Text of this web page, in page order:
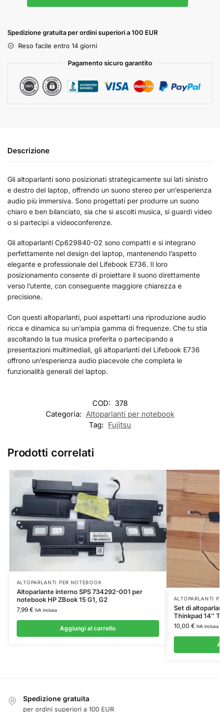
Spedizione gratuita per ordini superiori a 100 EUR
Reso facile entro 14 giorni
Pagamento sicuro garantito
Descrizione
Gli altoparlanti sono posizionati strategicamente sui lati sinistro
e destro del laptop, offrendo un suono stereo per un’esperienza
audio più immersiva. Sono progettati per produrre un suono
chiaro e ben bilanciato, sia che si ascolti musica, si guardi video
o si partecipi a videoconferenze.
Gli altoparlanti Cp629840-02 sono compatti e si integrano
perfettamente nel design del laptop, mantenendo l’aspetto
elegante e professionale del Lifebook E736. Il loro
posizionamento consente di proiettare il suono direttamente
verso l’utente, con conseguente maggiore chiarezza e
precisione.
Con questi altoparlanti, puoi aspettarti una riproduzione audio
ricca e dinamica su un’ampia gamma di frequenze. Che tu stia
ascoltando la tua musica preferita o partecipando a
presentazioni multimediali, gli altoparlanti del Lifebook E736
offrono un’esperienza audio piacevole che completa le
funzionalità generali del laptop.
COD: 378
Categoria: Altoparlanti per notebook
Tag: Fujitsu
Prodotti correlati
ALTOPARLANTI PER NOTEBOOK
Altoparlante interno SPS 734292-001 per
notebook HP ZBook 15 G1, G2
7,99 € IVA inclusa
Aggiungi al carrello
ALTOPARLANTI
Set di
Thinkpad 14″
10,00 € IVA inclusa
Spedizione gratuita
per ordini superiori a 100 EUR